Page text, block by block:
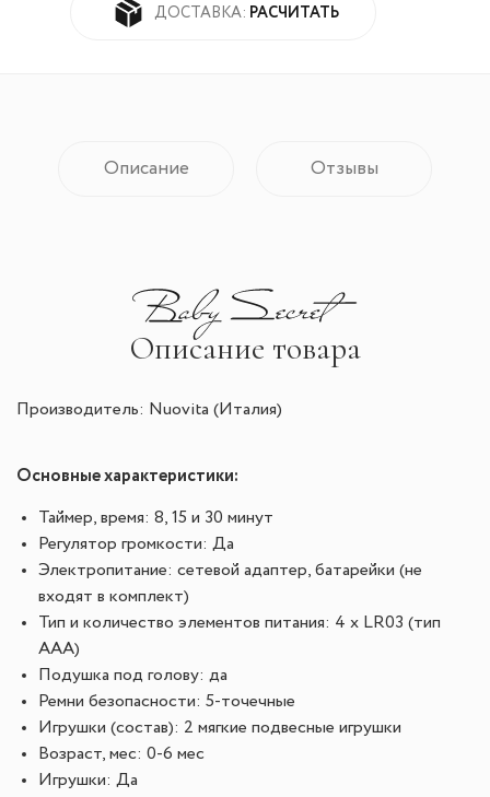
ДОСТАВКА: РАСЧИТАТЬ
Описание Отзывы
Описание товара
Производитель: Nuovita (Италия)
Основные характеристики:
Таймер, время: 8, 15 и 30 минут
Регулятор громкости: Да
Электропитание: сетевой адаптер, батарейки (не
входят в комплект)
Тип и количество элементов питания: 4 х LR03 (тип
ААА)
Подушка под голову: да
Ремни безопасности: 5-точечные
Игрушки (состав): 2 мягкие подвесные игрушки
Возраст, мес: 0-6 мес
Игрушки: Да